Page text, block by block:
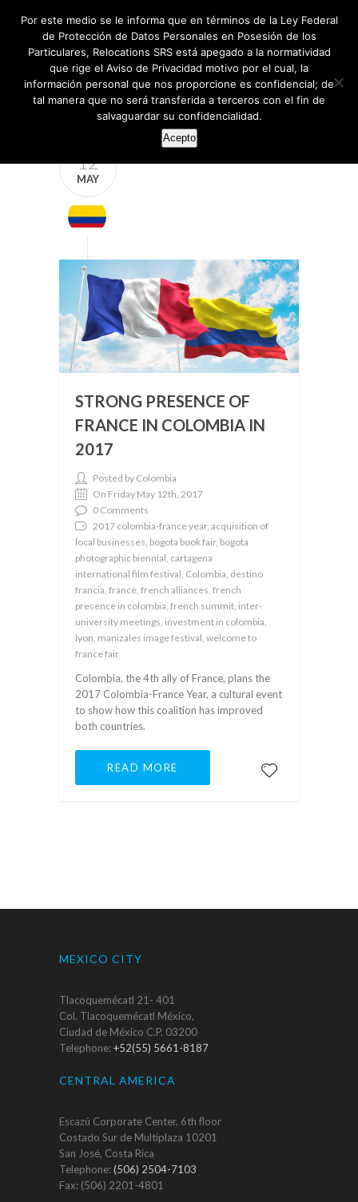
12
MAY
STRONG PRESENCE OF
FRANCE IN COLOMBIA IN
2017
Posted by Colombia
On Friday May 12th, 2017
0 Comments
2017 colombia-france year, acquisition of
local businesses, bogota book fair, bogota
photographic biennial, cartagena
international film festival, Colombia, destino
francia, france, french alliances, french
presence in colombia, french summit, inter-
university meetings, investment in colombia,
lyon, manizales image festival, welcome to
france fair
Colombia, the 4th ally of France, plans the
2017 Colombia-France Year, a cultural event
to show how this coalition has improved
both countries.
READ MORE
MEXICO CITY
Tlacoquemécatl 21- 401
Col. Tlacoquemécatl México,
Ciudad de México C.P. 03200
Telephone:+52(55) 5661-8187
CENTRAL AMERICA
Escazú Corporate Center, 6th floor
Costado Sur de Multiplaza 10201
San José, Costa Rica
Telephone:(506) 2504-7103
Fax: (506) 2201-4801
Por este medio se le informa que en términos de la Ley Federal
de Protección de Datos Personales en Posesión de los
Particulares, Relocations SRS está apegado a la normatividad
que rige el Aviso de Privacidad motivo por el cual, la
información personal que nos proporcione es confidencial; de
tal manera que no será transferida a terceros con el fin de
salvaguardar su confidencialidad.
Acepto